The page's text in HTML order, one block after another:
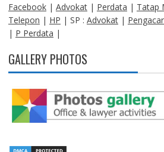
Facebook| Advokat| Perdata | Tatap
Telepon | HP | SP : Advokat|
| P Perdata |
GALLERY PHOTOS